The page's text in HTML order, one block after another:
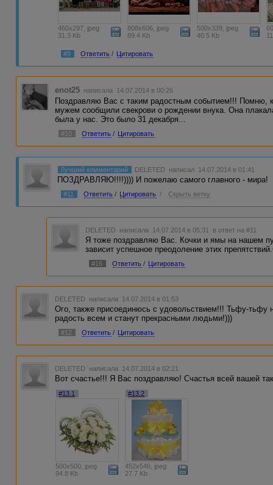
460x297, jpeg
31.3 Kb
808x606, jpeg
89.4 Kb
500x339, jpeg
40.5 Kb
#9 Ответить / Цитировать
enot25 написала 14.07.2014 в 00:26
Поздравляю Вас с таким радостным событием!!! Помню,
мужем сообщили свекрови о рождении внука. Она
была у нас. Это было 31 декабря...
#10 Ответить / Цитировать
Лучший комментарий DELETED написал 14.07.2014 в 01:41
ПОЗДРАВЛЯЮ!!!!)))) И пожелаю самого главного - мира!
#11 Ответить / Цитировать / Скрыть ветку
DELETED написала 14.07.2014 в 05:31 в ответ на #11
Я тоже поздравляю Вас. Кочки и ямы на нашем
зависит успешное преодоление этих
#16 Ответить / Цитировать
DELETED написала 14.07.2014 в 01:53
Ого, также присоединюсь с удовольствием!!! Тьфу-тьфу
радость всем и станут прекрасными людьми!)))
#12 Ответить / Цитировать
DELETED написала 14.07.2014 в 02:21
Вот счастье!!! Я Вас поздравляю! Счастья всей вашей
#13.1
500x500, jpeg
94.8 Kb
#13.2
452x546, jpeg
27.7 Kb